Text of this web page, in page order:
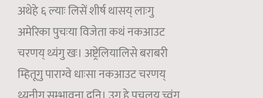
अथेहे ६ ल्याः लिसें शीर्ष थासय् लाःगु
अमेरिका पुचःया विजेता कथं नकआउट
चरणय् थ्यंगु खः। अष्ट्रेलियालिसे बराबरी
म्हितूगु पाराग्वे धाःसा नकआउट चरणय्